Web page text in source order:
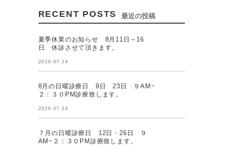
RECENT POSTS 最近の投稿
夏季休業のお知らせ 8月11日～16
日 休診させて頂きます。
2026.07.24
8月の日曜診療日 9日 23日 ９AM~
２：３０PM診療致します。
2026.07.24
７月の日曜診療日 12日・26日 ９
AM~２：３０PM診療致します。